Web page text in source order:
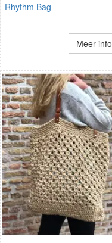
Rhythm Bag
Meer info